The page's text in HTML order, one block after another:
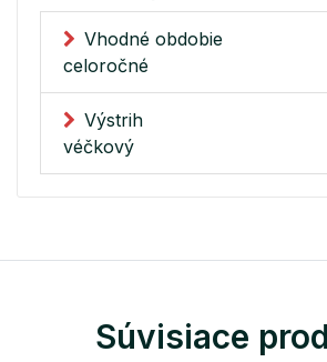
Vhodné obdobie
celoročné
Výstrih
véčkový
Súvisiace